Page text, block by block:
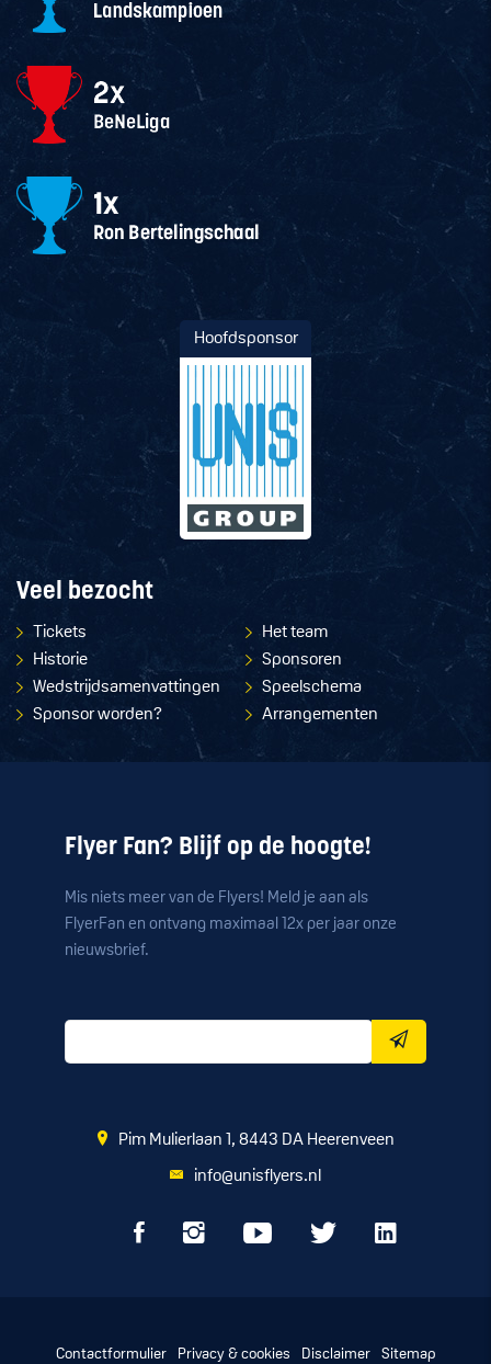
Hoofdsponsor
Veel bezocht
Tickets
Het team
Historie
Sponsoren
Wedstrijdsamenvattingen
Speelschema
Sponsor worden?
Arrangementen
Flyer Fan? Blijf op de hoogte!
Mis niets meer van de Flyers! Meld je aan als
FlyerFan en ontvang maximaal 12x per jaar onze
nieuwsbrief.
Pim Mulierlaan 1, 8443 DA Heerenveen
info@unisflyers.nl
Contactformulier Privacy & cookies Disclaimer Sitemap